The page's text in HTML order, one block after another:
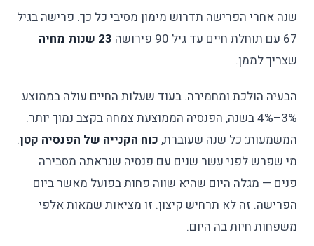
שנה אחרי הפרישה תדרוש מימון מסיבי כל כך. פרישה בגיל
67 עם תוחלת חיים עד גיל 90 פירושה
23 שנות מחיה
שצריך לממן.
הבעיה הולכת ומחמירה. בעוד שעלות החיים עולה בממוצע
3%–4% בשנה, הפנסיה הממוצעת צמחה בקצב נמוך יותר.
המשמעות: כל שנה שעוברת, כוח הקנייה של הפנסיה קטן.
מי שפרש לפני עשר שנים עם פנסיה שנראתה מסבירה
פנים — מגלה היום שהיא שווה פחות בפועל מאשר ביום
הפרישה. זה לא תרחיש קיצון. זו מציאות שמאות אלפי
משפחות חיות בה היום.